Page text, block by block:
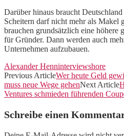
Darüber hinaus braucht
Scheitern darf nicht mehr als Makel
brauchen grundsätzlich eine höhere
für Gründer. Dann werden auch
Unternehmen aufzubauen.
Alexander Henninterviewshore
Previous ArticleWer heute Geld
muss neue Wege gehenNext Article
Ventures schmieden führenden
Schreibe einen